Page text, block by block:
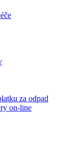
za odpad
on-line